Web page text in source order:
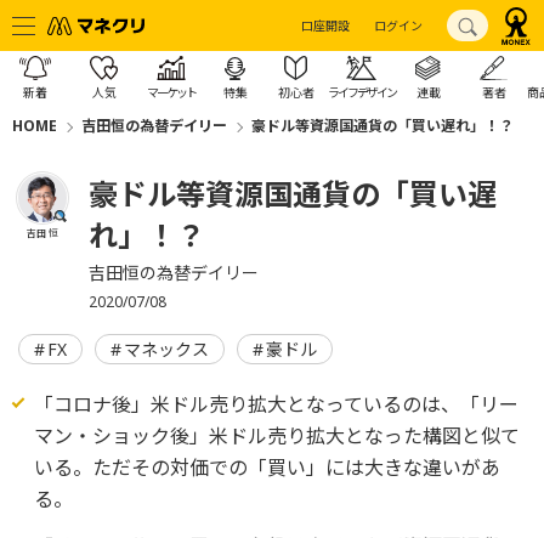
口座開設 ログイン
新着 人気 マーケット 特集 初心者 ライフデザイン 連載 著者 商
HOME 吉田恒の為替デイリー 豪ドル等資源国通貨の「買い遅れ」！？
吉田 恒
豪ドル等資源国通貨の「買い遅
れ」！？
吉田恒の為替デイリー
2020/07/08
FX マネックス 豪ドル
「コロナ後」米ドル売り拡大となっているのは、「リー
マン・ショック後」米ドル売り拡大となった構図と似て
いる。ただその対価での「買い」には大きな違いがあ
る。